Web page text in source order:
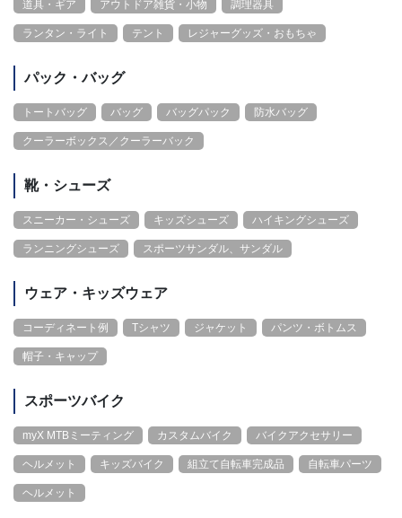
道具・ギア アウトドア雑貨・小物 調理器具
ランタン・ライト テント レジャーグッズ・おもちゃ
パック・バッグ
トートバッグ バッグ バッグパック 防水バッグ
クーラーボックス／クーラーバック
靴・シューズ
スニーカー・シューズ キッズシューズ ハイキングシューズ
ランニングシューズ スポーツサンダル、サンダル
ウェア・キッズウェア
コーディネート例 Tシャツ ジャケット パンツ・ボトムス
帽子・キャップ
スポーツバイク
myX MTBミーティング カスタムバイク バイクアクセサリー
ヘルメット キッズバイク 組立て自転車完成品 自転車パーツ
ヘルメット